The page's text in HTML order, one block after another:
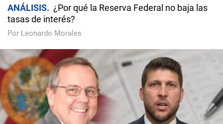
ANÁLISIS
¿Por qué la Reserva Federal no baja las
tasas de interés?
Por Leonardo Morales